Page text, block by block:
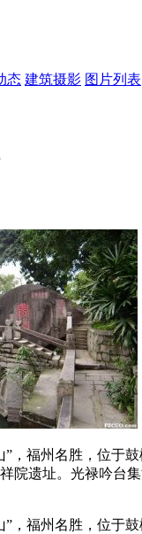
态 建筑摄影 图片列表
”，福州名胜，位于
院遗址。光禄吟台集
”，福州名胜，位于